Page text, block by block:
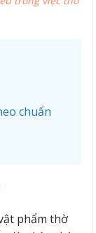
chuẩn
phẩm thờ